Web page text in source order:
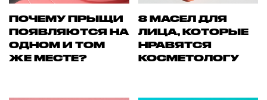
ПОЧЕМУ ПРЫЩИ
ПОЯВЛЯЮТСЯ НА
ОДНОМ И ТОМ
ЖЕ МЕСТЕ?
8 МАСЕЛ ДЛЯ
ЛИЦА, КОТОРЫЕ
НРАВЯТСЯ
КОСМЕТОЛОГУ